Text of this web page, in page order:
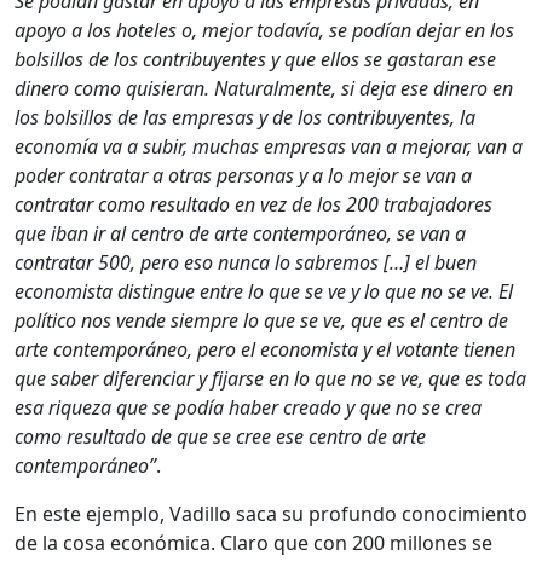
apoyo a los hoteles o, mejor todavía, se podían dejar en los
bolsillos de los contribuyentes y que ellos se gastaran ese
dinero como quisieran. Naturalmente, si deja ese dinero en
los bolsillos de las empresas y de los contribuyentes, la
economía va a subir, muchas empresas van a mejorar, van a
poder contratar a otras personas y a lo mejor se van a
contratar como resultado en vez de los 200 trabajadores
que iban ir al centro de arte contemporáneo, se van a
contratar 500, pero eso nunca lo sabremos […] el buen
economista distingue entre lo que se ve y lo que no se ve. El
político nos vende siempre lo que se ve, que es el centro de
arte contemporáneo, pero el economista y el votante tienen
que saber diferenciar y fijarse en lo que no se ve, que es toda
esa riqueza que se podía haber creado y que no se crea
como resultado de que se cree ese centro de arte
contemporáneo”.
En este ejemplo, Vadillo saca su profundo conocimiento
de la cosa económica. Claro que con 200 millones se